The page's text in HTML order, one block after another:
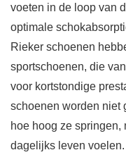
voeten in de loop van
optimale
Rieker schoenen
sportschoenen, die
voor kortstondige
schoenen worden niet
hoe hoog ze springen,
dagelijks leven voelen.